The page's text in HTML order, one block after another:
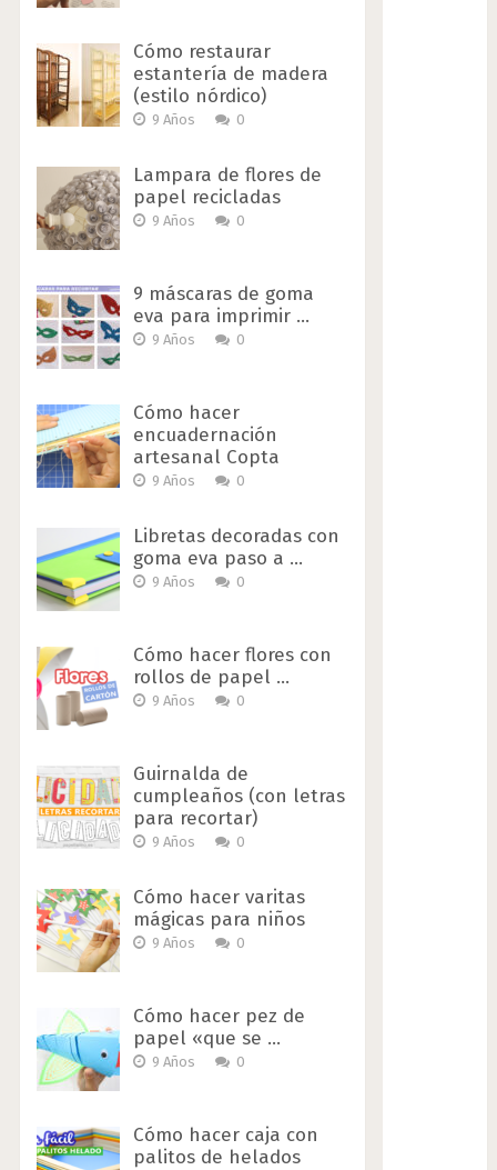
Cómo restaurar
estantería de madera
(estilo nórdico)
9 Años 0
Lampara de flores de
papel recicladas
9 Años 0
9 máscaras de goma
eva para imprimir …
9 Años 0
Cómo hacer
encuadernación
artesanal Copta
9 Años 0
Libretas decoradas con
goma eva paso a …
9 Años 0
Cómo hacer flores con
rollos de papel …
9 Años 0
Guirnalda de
cumpleaños (con letras
para recortar)
9 Años 0
Cómo hacer varitas
mágicas para niños
9 Años 0
Cómo hacer pez de
papel «que se …
9 Años 0
Cómo hacer caja con
palitos de helados